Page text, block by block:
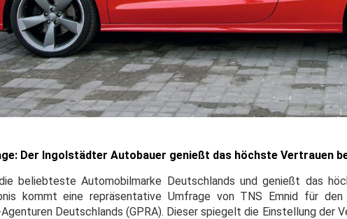
Der Ingolstädter Autobauer genießt das höchste Vertrauen
beliebteste Automobilmarke Deutschlands und genießt das
kommt eine repräsentative Umfrage von TNS Emnid für den
Deutschlands (GPRA). Dieser spiegelt die Einstellung der